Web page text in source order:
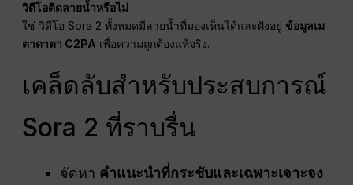
วิดีโอติดลายน้ำหรือไม่
ใช่ วิดีโอ Sora 2 ทั้งหมดมีลายน้ำที่มองเห็นได้และฝังอยู่ ข้อมูลเม
ตาดาตา C2PA เพื่อความถูกต้องแท้จริง.
เคล็ดลับสำหรับประสบการณ์
Sora 2 ที่ราบรื่น
จัดหา คำแนะนำที่กระชับและเฉพาะเจาะจง